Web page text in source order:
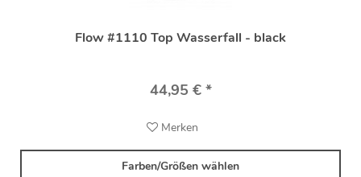
Flow #1110 Top Wasserfall - black
44,95 € *
Merken
Farben/Größen wählen